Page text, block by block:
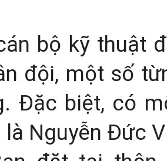
bộ kỹ thuật
đội, một số
Đặc biệt, có
Nguyễn Đức